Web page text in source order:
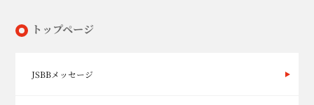
トップページ
JSBBメッセージ